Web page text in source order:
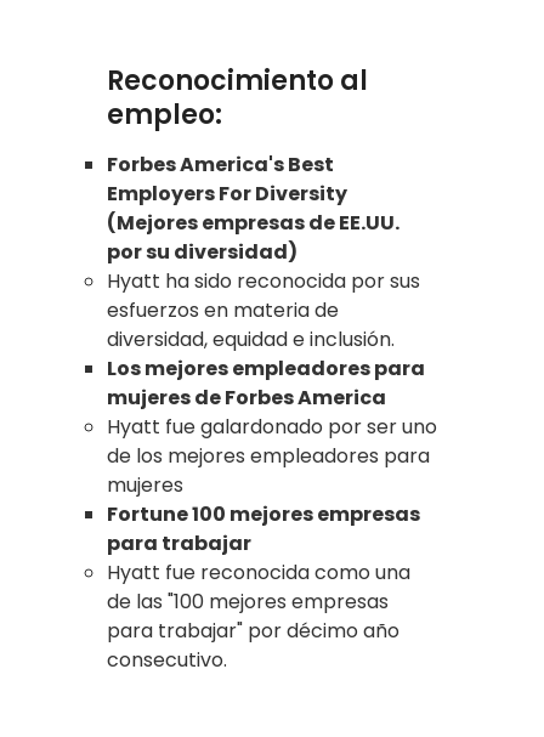
Reconocimiento al
empleo:
Forbes America's Best
Employers For Diversity
(Mejores empresas de EE.UU.
por su diversidad)
Hyatt ha sido reconocida por sus
esfuerzos en materia de
diversidad, equidad e inclusión.
Los mejores empleadores para
mujeres de Forbes America
Hyatt fue galardonado por ser uno
de los mejores empleadores para
mujeres
Fortune 100 mejores empresas
para trabajar
Hyatt fue reconocida como una
de las "100 mejores empresas
para trabajar" por décimo año
consecutivo.